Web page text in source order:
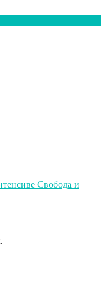
Свобода и